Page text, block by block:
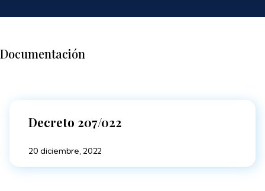
Documentación
Decreto 207/022
20 diciembre, 2022